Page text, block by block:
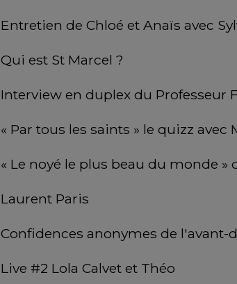
Entretien de Chloé et Anaïs avec
Qui est St Marcel ?
Interview en duplex du Professeur
« Par tous les saints » le quizz
« Le noyé le plus beau du monde
Laurent Paris
Confidences anonymes de l'avant-
Live #2 Lola Calvet et Théo